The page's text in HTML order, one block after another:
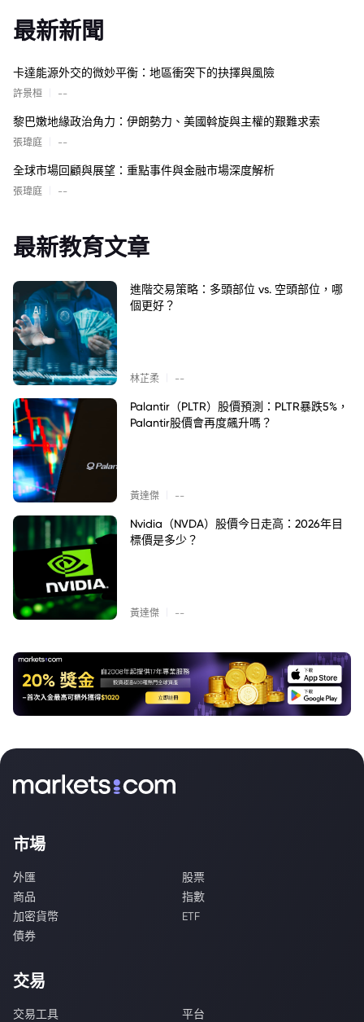
最新新聞
卡達能源外交的微妙平衡：地區衝突下的抉擇與風險
許景桓 --
黎巴嫩地緣政治角力：伊朗勢力、美國斡旋與主權的艱難求索
張瑋庭 --
全球市場回顧與展望：重點事件與金融市場深度解析
張瑋庭 --
最新教育文章
進階交易策略：多頭部位 vs. 空頭部位，哪
個更好？
林芷柔 --
Palantir（PLTR）股價預測：PLTR暴跌5%，
Palantir股價會再度飆升嗎？
黃達傑 --
Nvidia（NVDA）股價今日走高：2026年目
標價是多少？
黃達傑 --
市場
外匯
股票
商品
指數
加密貨幣
ETF
債券
交易
交易工具
平台